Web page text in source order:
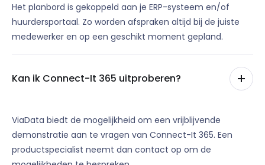
Het planbord is gekoppeld aan je ERP-systeem en/of
huurdersportaal. Zo worden afspraken altijd bij de juiste
medewerker en op een geschikt moment gepland.
Kan ik Connect-It 365 uitproberen?
ViaData biedt de mogelijkheid om een vrijblijvende
demonstratie aan te vragen van Connect-It 365. Een
productspecialist neemt dan contact op om de